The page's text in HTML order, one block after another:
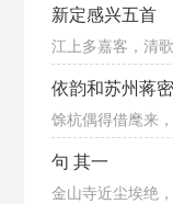
新定感兴五首
江上多嘉客，清
依韵和苏州蒋
馀杭偶得借麾来
句 其一
金山寺近尘埃绝